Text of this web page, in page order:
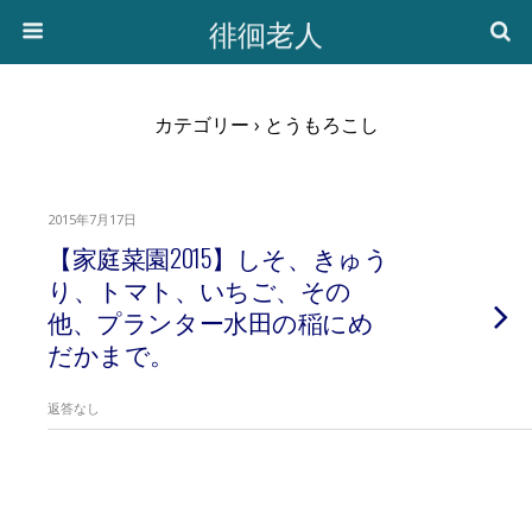
徘徊老人
カテゴリー › とうもろこし
2015年7月17日
【家庭菜園2015】しそ、きゅう
り、トマト、いちご、その
他、プランター水田の稲にめ
だかまで。
返答なし